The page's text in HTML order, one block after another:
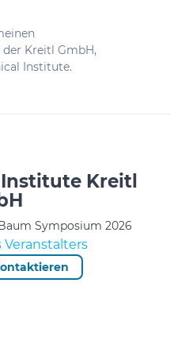
Kreitl GmbH,
Institute.
Kreitl
Symposium 2026
Veranstalters